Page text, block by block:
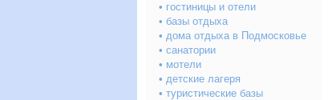
• гостиницы и отели
• базы отдыха
• дома отдыха в Подмосковье
• санатории
• мотели
• детские лагеря
• туристические базы